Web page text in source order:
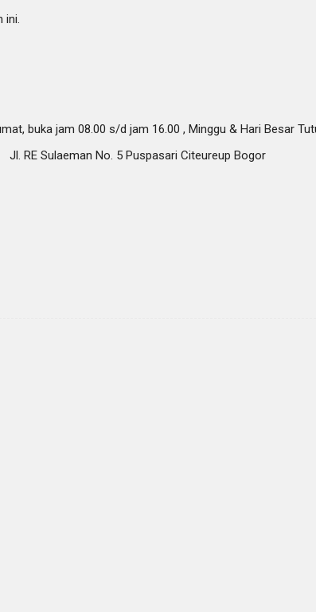
ini.
buka jam 08.00 s/d jam 16.00 , Minggu & Hari Besar
Jl. RE Sulaeman No. 5 Puspasari Citeureup Bogor